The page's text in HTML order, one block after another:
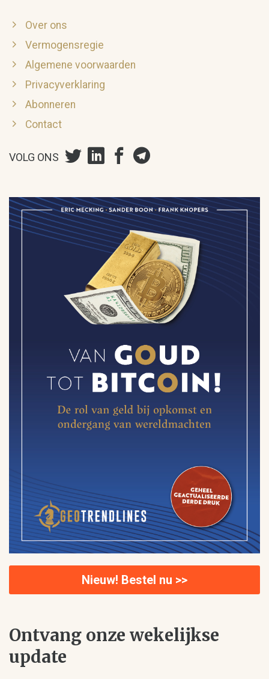
Over ons
Vermogensregie
Algemene voorwaarden
Privacyverklaring
Abonneren
Contact
VOLG ONS
Nieuw! Bestel nu >>
Ontvang onze wekelijkse
update